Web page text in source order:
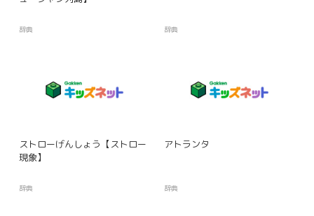
辞典 辞典
ストローげんしょう【ストロー
現象】
辞典
アトランタ
辞典